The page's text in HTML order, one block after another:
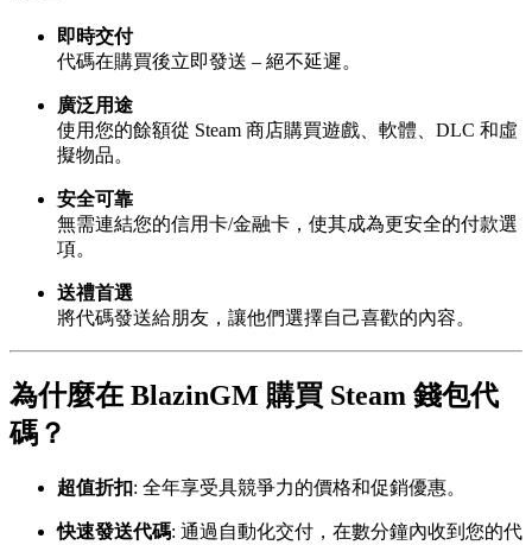
即時交付
代碼在購買後立即發送 – 絕不延遲。
廣泛用途
使用您的餘額從 Steam 商店購買遊戲、軟體、DLC 和虛
擬物品。
安全可靠
無需連結您的信用卡/金融卡，使其成為更安全的付款選
項。
送禮首選
將代碼發送給朋友，讓他們選擇自己喜歡的內容。
為什麼在 BlazinGM 購買 Steam 錢包代
碼？
超值折扣: 全年享受具競爭力的價格和促銷優惠。
快速發送代碼: 通過自動化交付，在數分鐘內收到您的代